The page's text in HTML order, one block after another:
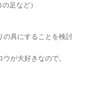
足など）
の具にすることを検討
が大好きなので。